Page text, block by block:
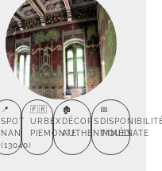
📍
SPOT
NAN
(13040)
🇫🇷
URBEX
PIEMONTE
🏚️
DÉCORS
AUTHENTIQUES
📅
IMMÉDIATE